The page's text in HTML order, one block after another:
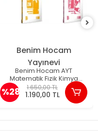
Benim Hocam
Yayınevi
Benim Hocam AYT
Matematik Fizik Kimya
Biyoloji Soru Bankası - 2026
%28 1.650,00 TL
1.190,00 TL